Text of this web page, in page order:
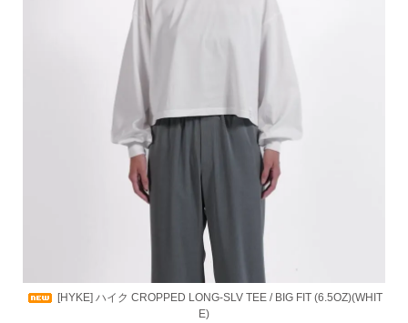
[HYKE] ハイク CROPPED LONG-SLV TEE / BIG FIT (6.5OZ)(WHIT
E)